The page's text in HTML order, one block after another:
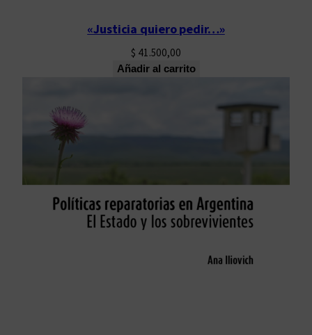
«Justicia quiero pedir…»
$ 41.500,00
Añadir al carrito